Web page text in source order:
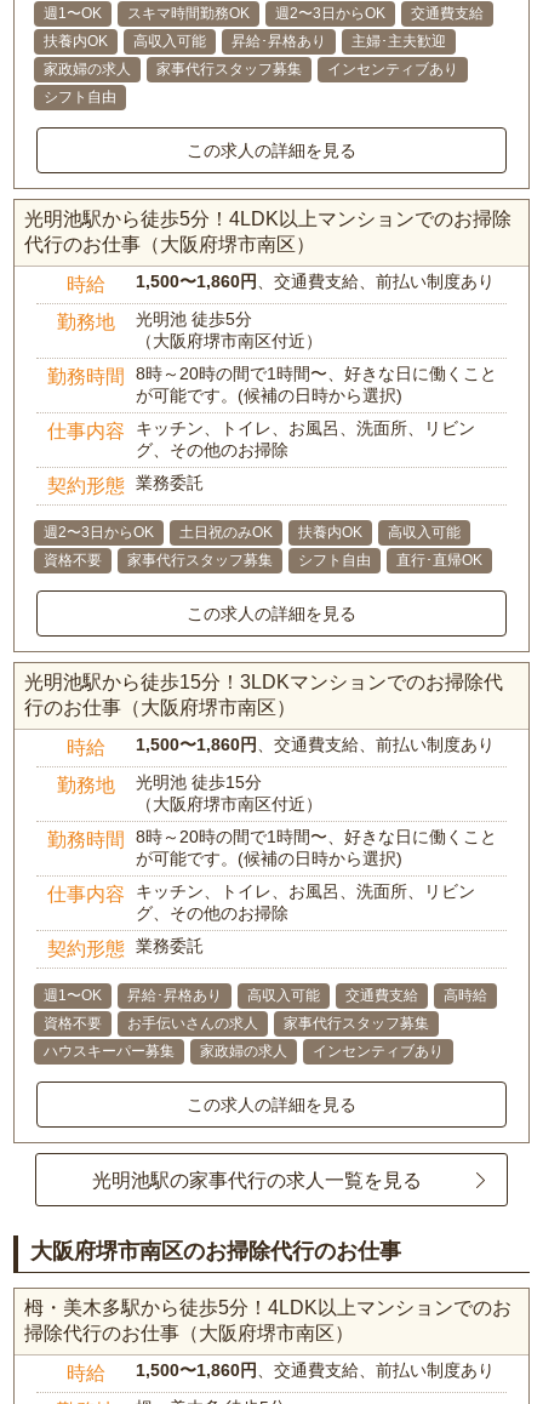
週1〜OK スキマ時間勤務OK 週2〜3日からOK
交通費支給
扶養内OK
高収入可能 昇給･昇格あり
主婦･主夫歓迎
家政婦の求人
家事代行スタッフ募集
インセンティブあり
シフト自由
この求人の詳細を見る
光明池駅から徒歩5分！4LDK以上マンションでのお掃除
代行のお仕事（大阪府堺市南区）
時給 1,500〜1,860円、交通費支給、前払い制度あり
勤務地
光明池 徒歩5分
（大阪府堺市南区付近）
勤務時間
8時～20時の間で1時間〜、好きな日に働くこと
が可能です。(候補の日時から選択)
仕事内容
キッチン、トイレ、お風呂、洗面所、リビン
グ、その他のお掃除
契約形態 業務委託
週2〜3日からOK 土日祝のみOK 扶養内OK
高収入可能
資格不要
家事代行スタッフ募集 シフト自由 直行･直帰OK
この求人の詳細を見る
光明池駅から徒歩15分！3LDKマンションでのお掃除代
行のお仕事（大阪府堺市南区）
時給 1,500〜1,860円、交通費支給、前払い制度あり
勤務地
光明池 徒歩15分
（大阪府堺市南区付近）
勤務時間
8時～20時の間で1時間〜、好きな日に働くこと
が可能です。(候補の日時から選択)
仕事内容
キッチン、トイレ、お風呂、洗面所、リビン
グ、その他のお掃除
契約形態 業務委託
週1〜OK 昇給･昇格あり 高収入可能 交通費支給
高時給
資格不要
お手伝いさんの求人
家事代行スタッフ募集
ハウスキーパー募集
家政婦の求人 インセンティブあり
この求人の詳細を見る
光明池駅の家事代行の求人一覧を見る
大阪府堺市南区のお掃除代行のお仕事
栂・美木多駅から徒歩5分！4LDK以上マンションでのお
掃除代行のお仕事（大阪府堺市南区）
時給 1,500〜1,860円 、交通費支給、前払い制度あり